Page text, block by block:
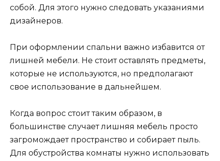
собой. Для этого нужно следовать указаниями
дизайнеров.
При оформлении спальни важно избавится от
лишней мебели. Не стоит оставлять предметы,
которые не используются, но предполагают
свое использование в дальнейшем.
Когда вопрос стоит таким образом, в
большинстве случает лишняя мебель просто
загромождает пространство и собирает пыль.
Для обустройства комнаты нужно использовать